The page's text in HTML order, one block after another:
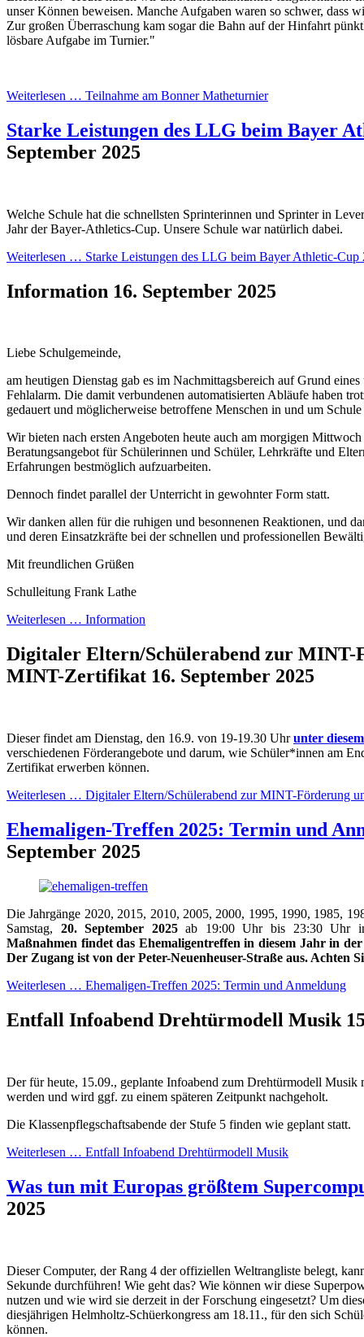
unser Können beweisen. Manche Aufgaben waren so schwer, dass
Zur großen Überraschung kam sogar die Bahn auf der Hinfahrt
lösbare Aufgabe im Turnier."
Weiterlesen … Teilnahme am Bonner Matheturnier
Starke Leistungen des LLG beim Bayer
September 2025
Welche Schule hat die schnellsten Sprinterinnen und Sprinter in
Jahr der Bayer-Athletics-Cup. Unsere Schule war natürlich dabei.
Weiterlesen … Starke Leistungen des LLG beim Bayer Athletic-Cup
Information 16. September 2025
Liebe Schulgemeinde,
am heutigen Dienstag gab es im Nachmittagsbereich auf Grund
Fehlalarm. Die damit verbundenen automatisierten Abläufe haben
gedauert und möglicherweise betroffene Menschen in und um
Wir bieten nach ersten Angeboten heute auch am morgigen
Beratungsangebot für Schülerinnen und Schüler, Lehrkräfte und
Erfahrungen bestmöglich aufzuarbeiten.
Dennoch findet parallel der Unterricht in gewohnter Form statt.
Wir danken allen für die ruhigen und besonnenen Reaktionen, und
und deren Einsatzkräfte bei der schnellen und professionellen
Mit freundlichen Grüßen
Schulleitung Frank Lathe
Weiterlesen … Information
Digitaler Eltern/Schülerabend zur MINT-
MINT-Zertifikat 16. September 2025
Dieser findet am Dienstag, den 16.9. von 19-19.30 Uhrunter
verschiedenen Förderangebote und darum, wie Schüler*innen am
Zertifikat erwerben können.
Weiterlesen … Digitaler Eltern/Schülerabend zur MINT-Förderung
Ehemaligen-Treffen 2025: Termin und
September 2025
Die Jahrgänge 2020, 2015, 2010, 2005, 2000, 1995, 1990, 1985,
Samstag, 20. September 2025ab 19:00 Uhr bis 23:30 Uhr
Maßnahmen findet das Ehemaligentreffen in diesem Jahr in
Der Zugang ist von der Peter-Neuenheuser-Straße aus. Achten
Weiterlesen … Ehemaligen-Treffen 2025: Termin und Anmeldung
Entfall Infoabend Drehtürmodell Musik
Der für heute, 15.09., geplante Infoabend zum Drehtürmodell Musik
werden und wird ggf. zu einem späteren Zeitpunkt nachgeholt.
Die Klassenpflegschaftsabende der Stufe 5 finden wie geplant statt.
Weiterlesen … Entfall Infoabend Drehtürmodell Musik
Was tun mit Europas größtem
2025
Dieser Computer, der Rang 4 der offiziellen Weltrangliste belegt,
Sekunde durchführen! Wie geht das? Wie können wir diese
nutzen und wie wird sie derzeit in der Forschung eingesetzt? Um
diesjährigen Helmholtz-Schüerkongress am 18.11., für den sich
können.